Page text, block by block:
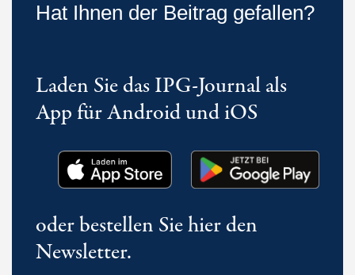
Hat Ihnen der Beitrag gefallen?
Laden Sie das IPG-Journal als
App für Android und iOS
oder bestellen Sie hier den
Newsletter.